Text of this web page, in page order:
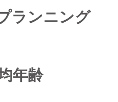
ランニング
年齢